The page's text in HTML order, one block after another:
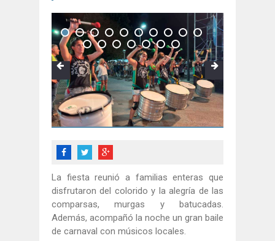
La fiesta reunió a familias enteras que
disfrutaron del colorido y la alegría de las
comparsas, murgas y batucadas.
Además, acompañó la noche un gran baile
de carnaval con músicos locales.